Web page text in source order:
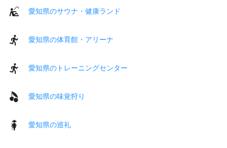
愛知県のサウナ・健康ランド
愛知県の体育館・アリーナ
愛知県のトレーニングセンター
愛知県の味覚狩り
愛知県の巡礼